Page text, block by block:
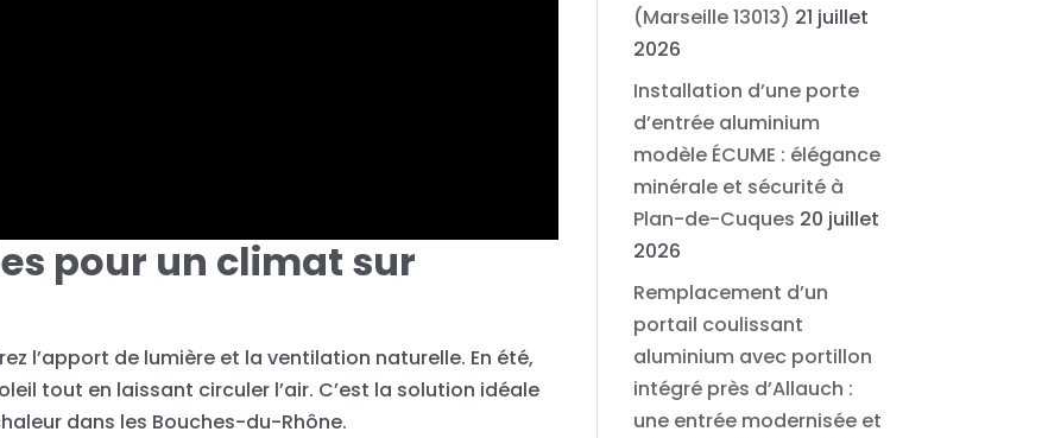
pour un climat sur
l’apport de lumière et la ventilation naturelle. En été,
tout en laissant circuler l’air. C’est la solution idéale
dans les Bouches-du-Rhône.
(Marseille 13013) 21 juillet
2026
Installation d’une porte
d’entrée aluminium
modèle ÉCUME : élégance
minérale et sécurité à
Plan-de-Cuques 20 juillet
2026
Remplacement d’un
portail coulissant
aluminium avec portillon
intégré près d’Allauch :
une entrée modernisée et